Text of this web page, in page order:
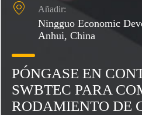
 Añadir:
Ningguo Economic
Anhui, China
PÓNGASE EN
SWBTEC PARA
RODAMIENTO DE